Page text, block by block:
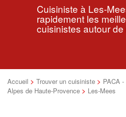
Cuisiniste à Les-
rapidement les
cuisinistes autour de
Accueil > Trouver un cuisiniste > PACA
Alpes de Haute-Provence > Les-Mees